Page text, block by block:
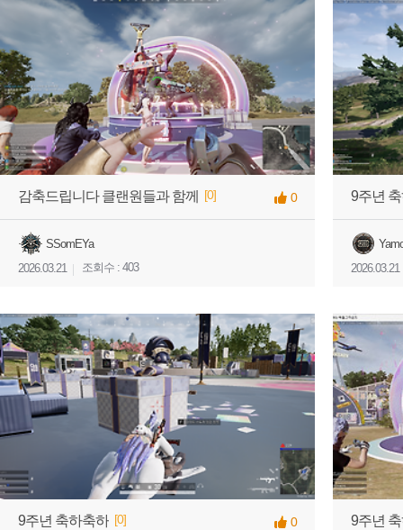
0
[0]
감축드립니다 클랜원들과 함께
SSomEYa
2026.03.21
조회수 : 403
9주년
2026.03.21
0
[0]
9주년 축하축하 9주년